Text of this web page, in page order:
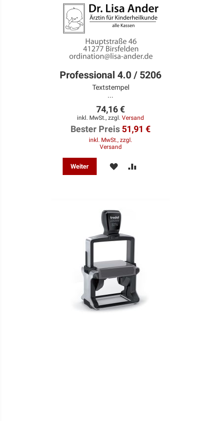
Professional 4.0 / 5206
Textstempel
...
74,16 €
inkl. MwSt., zzgl. Versand
Bester Preis 51,91 €
inkl. MwSt., zzgl.
Versand
Weiter MERKEN